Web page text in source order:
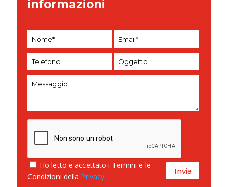
informazioni
Ho letto e accettato i Termini e le
Condizioni della Privacy.
Invia